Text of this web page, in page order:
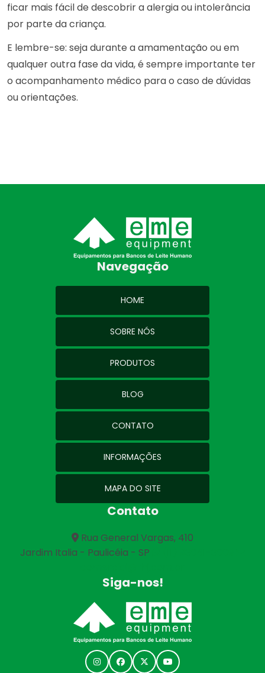
ficar mais fácil de descobrir a alergia ou intolerância
por parte da criança.
E lembre-se: seja durante a amamentação ou em
qualquer outra fase da vida, é sempre importante ter
o acompanhamento médico para o caso de dúvidas
ou orientações.
Navegação
HOME
SOBRE NÓS
PRODUTOS
BLOG
CONTATO
INFORMAÇÕES
MAPA DO SITE
Contato
Rua General Vargas, 410
Jardim Italia - Paulicéia - SP
Siga-nos!